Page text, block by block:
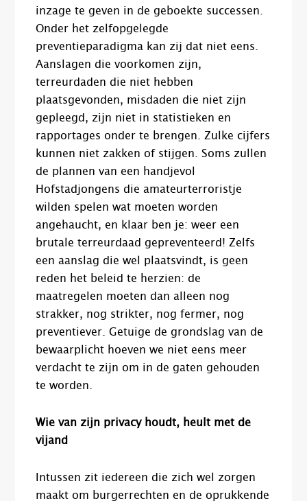
inzage te geven in de geboekte successen.
Onder het zelfopgelegde
preventieparadigma kan zij dat niet eens.
Aanslagen die voorkomen zijn,
terreurdaden die niet hebben
plaatsgevonden, misdaden die niet zijn
gepleegd, zijn niet in statistieken en
rapportages onder te brengen. Zulke cijfers
kunnen niet zakken of stijgen. Soms zullen
de plannen van een handjevol
Hofstadjongens die amateurterroristje
wilden spelen wat moeten worden
angehaucht, en klaar ben je: weer een
brutale terreurdaad gepreventeerd! Zelfs
een aanslag die wel plaatsvindt, is geen
reden het beleid te herzien: de
maatregelen moeten dan alleen nog
strakker, nog strikter, nog fermer, nog
preventiever. Getuige de grondslag van de
bewaarplicht hoeven we niet eens meer
verdacht te zijn om in de gaten gehouden
te worden.
Wie van zijn privacy houdt, heult met de
vijand
Intussen zit iedereen die zich wel zorgen
maakt om burgerrechten en de oprukkende